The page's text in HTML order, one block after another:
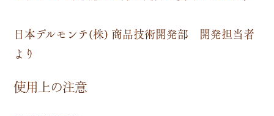
日本デルモンテ(株) 商品技術開発部 開発担当者
より
使用上の注意